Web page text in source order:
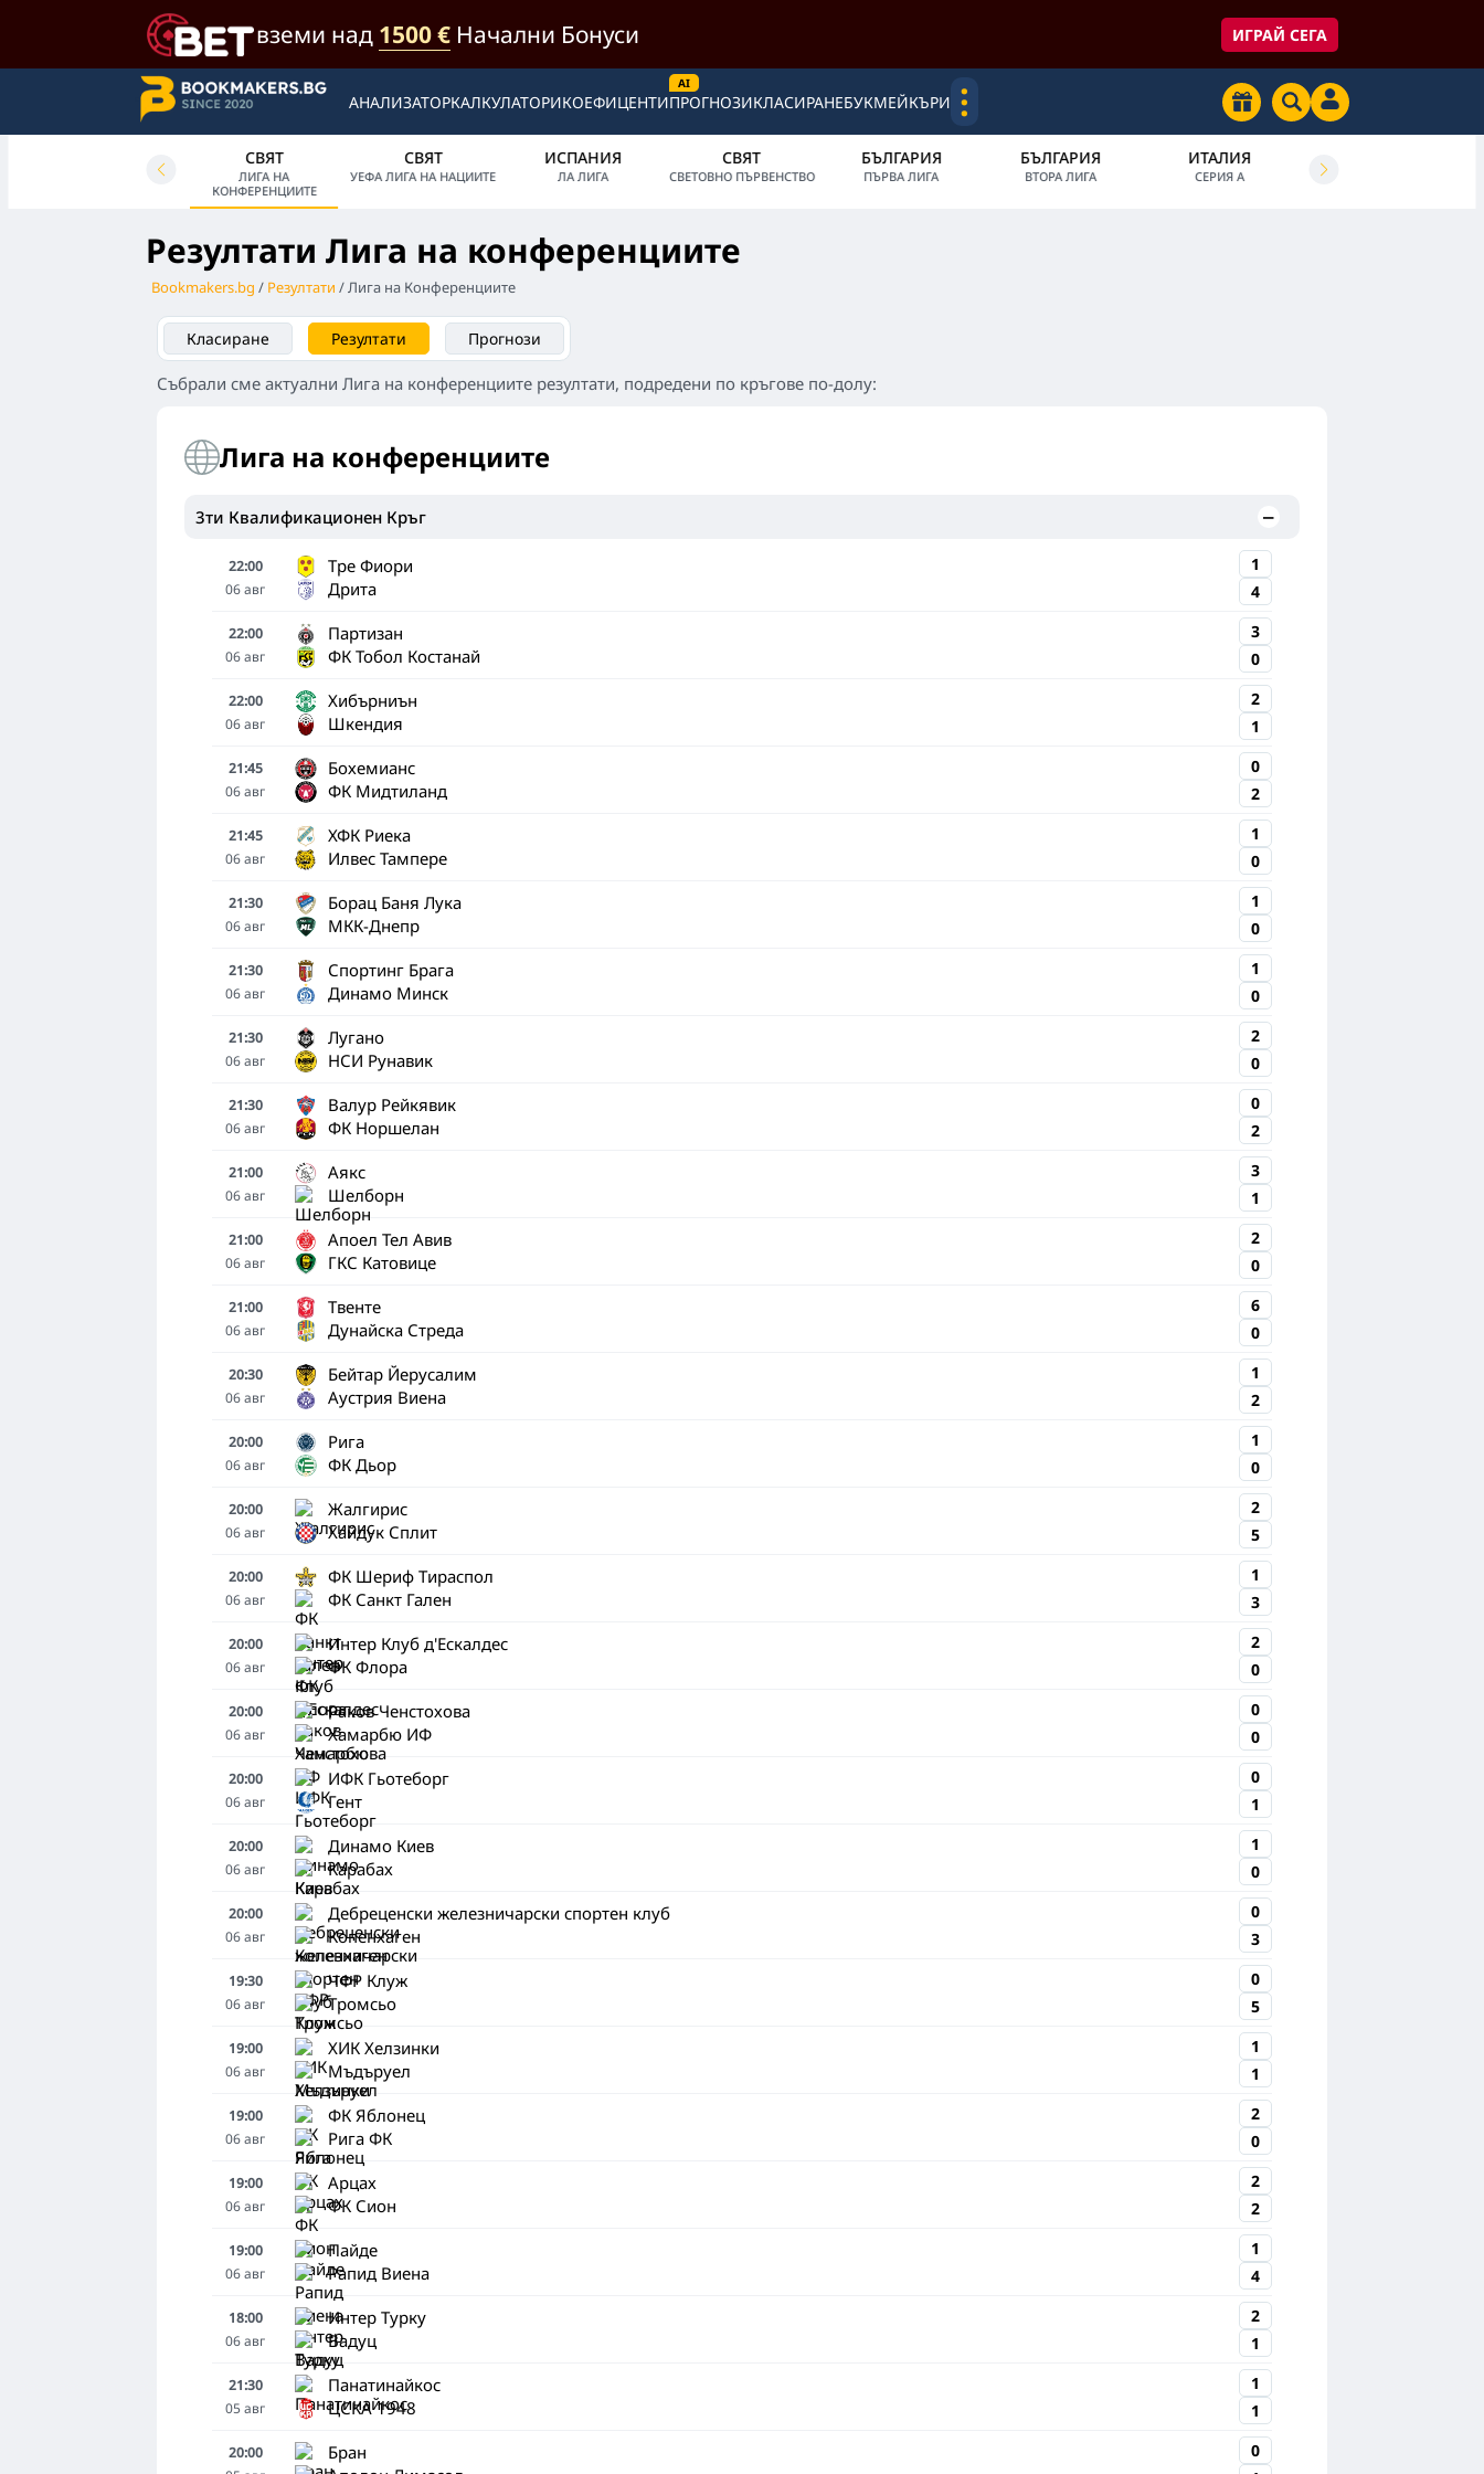
вземи над 1500 € Начални Бонуси ИГРАЙ СЕГА
АНАЛИЗАТОРКАЛКУЛАТОРИКОЕФИЦЕНТИПРОГНОЗИКЛАСИРАНЕБУКМЕЙКЪРИ .
.
.
UEFA ЛИГА ЕВРОПА
СВЯТ
ЛИГА НА
КОНФЕРЕНЦИИТЕ
СВЯТ
УЕФА ЛИГА НА НАЦИИТЕ
ИСПАНИЯ
ЛА ЛИГА
СВЯТ
СВЕТОВНО ПЪРВЕНСТВО
БЪЛГАРИЯ
ПЪРВА ЛИГА
БЪЛГАРИЯ
ВТОРА ЛИГА
ИТАЛИЯ
СЕРИЯ А
Резултати Лига на конференциите
Bookmakers.bg Резултати Лига на Конференциите
Класиране Резултати Прогнози
Събрали сме актуални Лига на конференциите резултати, подредени по кръгове по-долу:
Лига на конференциите
3ти Квалификационен Кръг
22:00
06авг
Тре Фиори
Дрита
1
4
22:00
06авг
Партизан
ФК Тобол Костанай
3
0
22:00
06авг
Хибърниън
Шкендия
2
1
21:45
06авг
Бохемианс
ФК Мидтиланд
0
2
21:45
06авг
ХФК Риека
Илвес Тампере
1
0
21:30
06авг
Борац Баня Лука
МКК-Днепр
1
0
21:30
06авг
Спортинг Брага
Динамо Минск
1
0
21:30
06авг
Лугано
НСИ Рунавик
2
0
21:30
06авг
Валур Рейкявик
ФК Норшелан
0
2
21:00
06авг
Аякс
Шелборн
3
1
21:00
06авг
Апоел Тел Авив
ГКС Катовице
2
0
21:00
06авг
Твенте
Дунайска Стреда
6
0
20:30
06авг
Бейтар Йерусалим
Аустрия Виена
1
2
20:00
06авг
Рига
ФК Дьор
1
0
20:00
06авг
Жалгирис
Хайдук Сплит
2
5
20:00
06авг
ФК Шериф Тираспол
ФК Санкт Гален
1
3
20:00
06авг
Интер Клуб д'Ескалдес
ФК Флора
2
0
20:00
06авг
Раков Ченстохова
Хамарбю ИФ
0
0
20:00
06авг
ИФК Гьотеборг
Гент
0
1
20:00
06авг
Динамо Киев
Карабах
1
0
20:00
06авг
Дебреценски железничарски спортен клуб
Копенхаген
0
3
19:30
06авг
ЧФР Клуж
Тромсьо
0
5
19:00
06авг
ХИК Хелзинки
Мъдъруел
1
1
19:00
06авг
ФК Яблонец
Рига ФК
2
0
19:00
06авг
Арцах
ФК Сион
2
2
19:00
06авг
Пайде
Рапид Виена
1
4
18:00
06авг
Интер Турку
Вадуц
2
1
21:30
05авг
Панатинайкос
ЦСКА 1948
1
1
20:00
Бран
0